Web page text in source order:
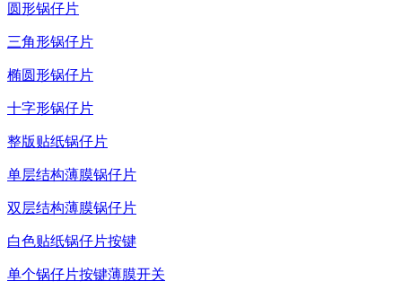
圆形锅仔片
三角形锅仔片
椭圆形锅仔片
十字形锅仔片
整版贴纸锅仔片
单层结构薄膜锅仔片
双层结构薄膜锅仔片
白色贴纸锅仔片按键
单个锅仔片按键薄膜开关